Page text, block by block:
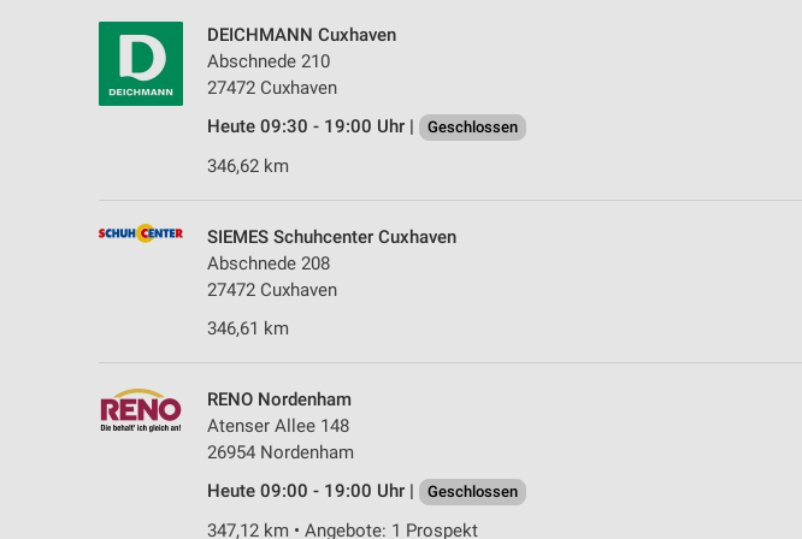
DEICHMANN Cuxhaven
Abschnede 210
27472 Cuxhaven
Heute 09:30 - 19:00 Uhr |
Geschlossen
346,62 km
SIEMES Schuhcenter Cuxhaven
Abschnede 208
27472 Cuxhaven
346,61 km
RENO Nordenham
Atenser Allee 148
26954 Nordenham
Heute 09:00 - 19:00 Uhr |
Geschlossen
347,12 km • Angebote: 1 Prospekt